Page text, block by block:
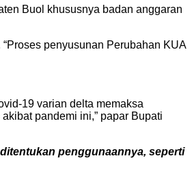
Buol khususnya badan anggaran
penyusunan Perubahan KUA
19 varian delta memaksa
pandemi ini,” papar Bupati
penggunaannya, seperti